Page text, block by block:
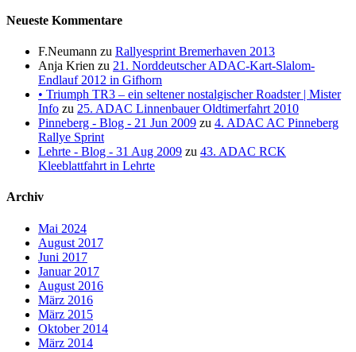
Neueste Kommentare
F.Neumann zu Rallyesprint Bremerhaven 2013
Anja Krien zu 21. Norddeutscher ADAC-Kart-Slalom-
Endlauf 2012 in Gifhorn
• Triumph TR3 – ein seltener nostalgischer Roadster | Mister
Info zu 25. ADAC Linnenbauer Oldtimerfahrt 2010
Pinneberg - Blog - 21 Jun 2009 zu 4. ADAC AC Pinneberg
Rallye Sprint
Lehrte - Blog - 31 Aug 2009 zu 43. ADAC RCK
Kleeblattfahrt in Lehrte
Archiv
Mai 2024
August 2017
Juni 2017
Januar 2017
August 2016
März 2016
März 2015
Oktober 2014
März 2014